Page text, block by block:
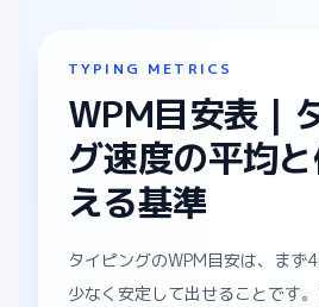
TYPING METRICS
WPM目安表｜
グ速度の平均
える基準
タイピングのWPM目安は、まず
少なく安定して出せることです